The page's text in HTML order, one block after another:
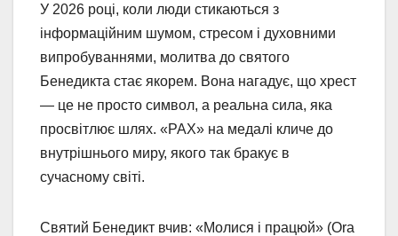
У 2026 році, коли люди стикаються з
інформаційним шумом, стресом і духовними
випробуваннями, молитва до святого
Бенедикта стає якорем. Вона нагадує, що хрест
— це не просто символ, а реальна сила, яка
просвітлює шлях. «PAX» на медалі кличе до
внутрішнього миру, якого так бракує в
сучасному світі.
Святий Бенедикт вчив: «Молися і працюй» (Ora